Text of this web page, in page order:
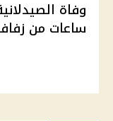
وفاة
ساعات من